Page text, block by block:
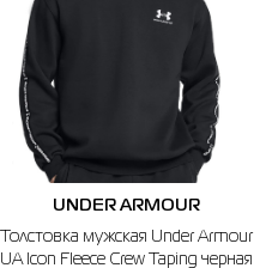
UNDER ARMOUR
Толстовка мужская Under Armour
UA Icon Fleece Crew Taping черная